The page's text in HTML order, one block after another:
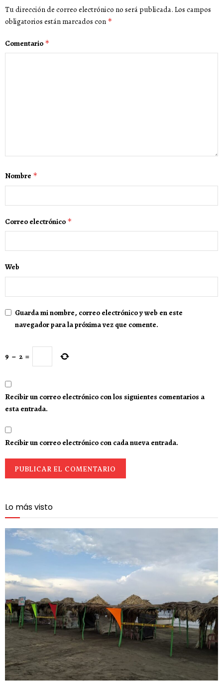
Tu dirección de correo electrónico no será publicada. Los campos
obligatorios están marcados con *
Comentario *
Nombre *
Correo electrónico *
Web
Guarda mi nombre, correo electrónico y web en este
navegador para la próxima vez que comente.
9 − 2 =
Recibir un correo electrónico con los siguientes comentarios a
esta entrada.
Recibir un correo electrónico con cada nueva entrada.
Lo más visto